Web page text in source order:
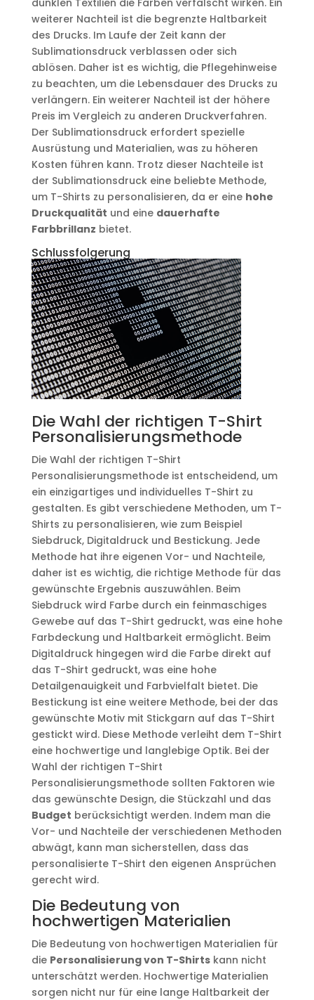
dunklen Textilien die Farben verfälscht wirken. Ein
weiterer Nachteil ist die begrenzte Haltbarkeit
des Drucks. Im Laufe der Zeit kann der
Sublimationsdruck verblassen oder sich
ablösen. Daher ist es wichtig, die Pflegehinweise
zu beachten, um die Lebensdauer des Drucks zu
verlängern. Ein weiterer Nachteil ist der höhere
Preis im Vergleich zu anderen Druckverfahren.
Der Sublimationsdruck erfordert spezielle
Ausrüstung und Materialien, was zu höheren
Kosten führen kann. Trotz dieser Nachteile ist
der Sublimationsdruck eine beliebte Methode,
um T-Shirts zu personalisieren, da er eine hohe
Druckqualität und eine dauerhafte
Farbbrillanz bietet.
Schlussfolgerung
Die Wahl der richtigen T-Shirt
Personalisierungsmethode
Die Wahl der richtigen T-Shirt
Personalisierungsmethode ist entscheidend, um
ein einzigartiges und individuelles T-Shirt zu
gestalten. Es gibt verschiedene Methoden, um T-
Shirts zu personalisieren, wie zum Beispiel
Siebdruck, Digitaldruck und Bestickung. Jede
Methode hat ihre eigenen Vor- und Nachteile,
daher ist es wichtig, die richtige Methode für das
gewünschte Ergebnis auszuwählen. Beim
Siebdruck wird Farbe durch ein feinmaschiges
Gewebe auf das T-Shirt gedruckt, was eine hohe
Farbdeckung und Haltbarkeit ermöglicht. Beim
Digitaldruck hingegen wird die Farbe direkt auf
das T-Shirt gedruckt, was eine hohe
Detailgenauigkeit und Farbvielfalt bietet. Die
Bestickung ist eine weitere Methode, bei der das
gewünschte Motiv mit Stickgarn auf das T-Shirt
gestickt wird. Diese Methode verleiht dem T-Shirt
eine hochwertige und langlebige Optik. Bei der
Wahl der richtigen T-Shirt
Personalisierungsmethode sollten Faktoren wie
das gewünschte Design, die Stückzahl und das
Budget berücksichtigt werden. Indem man die
Vor- und Nachteile der verschiedenen Methoden
abwägt, kann man sicherstellen, dass das
personalisierte T-Shirt den eigenen Ansprüchen
gerecht wird.
Die Bedeutung von
hochwertigen Materialien
Die Bedeutung von hochwertigen Materialien für
die Personalisierung von T-Shirtskann nicht
unterschätzt werden. Hochwertige Materialien
sorgen nicht nur für eine lange Haltbarkeit der